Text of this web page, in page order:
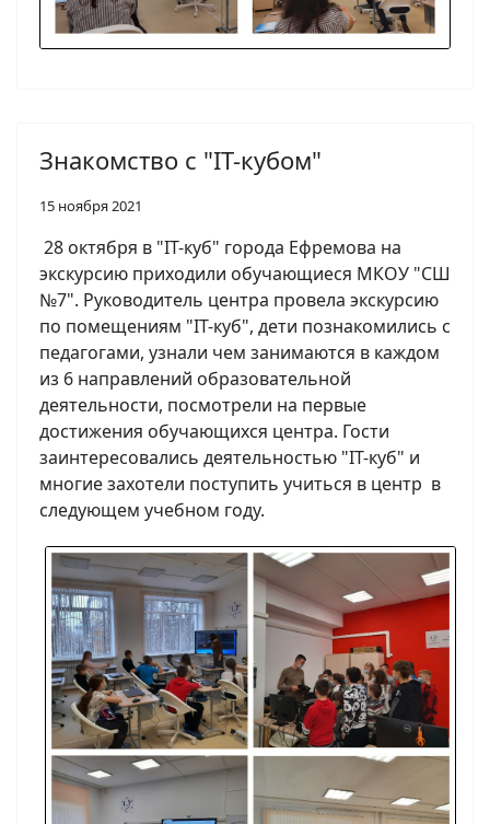
Знакомство с "IT-кубом"
15 ноября 2021
28 октября в "IT-куб" города Ефремова на
экскурсию приходили обучающиеся МКОУ "СШ
№7". Руководитель центра провела экскурсию
по помещениям "IT-куб", дети познакомились с
педагогами, узнали чем занимаются в каждом
из 6 направлений образовательной
деятельности, посмотрели на первые
достижения обучающихся центра. Гости
заинтересовались деятельностью "IT-куб" и
многие захотели поступить учиться в центр в
следующем учебном году.